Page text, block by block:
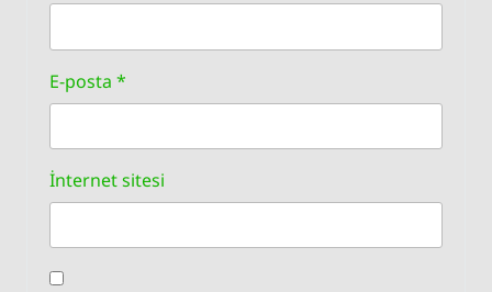
E-posta *
İnternet sitesi